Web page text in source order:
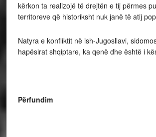
kërkon ta realizojë të drejtën e tij përmes
territoreve që historiksht nuk janë të atij
Natyra e konfliktit në ish-Jugosllavi,
hapësirat shqiptare, ka qenë dhe është i
Përfundim